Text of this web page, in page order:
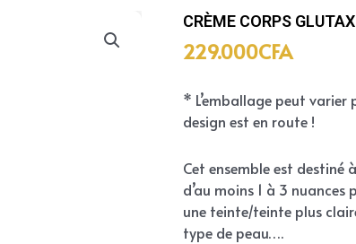
CRÈME CORPS
229.000CFA
* L’emballage peut varier
design est en route !
Cet ensemble est destiné
d’au moins 1 à 3
une teinte/teinte plus
type de peau….